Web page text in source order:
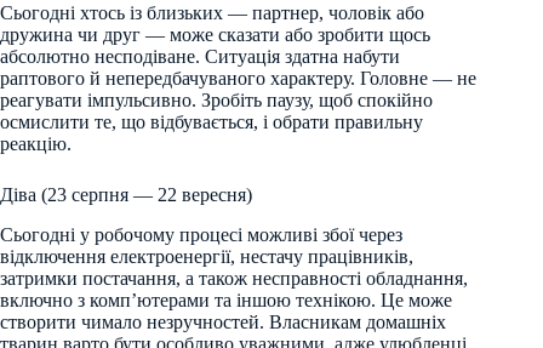
Сьогодні хтось із близьких — партнер, чоловік або
дружина чи друг — може сказати або зробити щось
абсолютно несподіване. Ситуація здатна набути
раптового й непередбачуваного характеру. Головне — не
реагувати імпульсивно. Зробіть паузу, щоб спокійно
осмислити те, що відбувається, і обрати правильну
реакцію.
Діва (23 серпня — 22 вересня)
Сьогодні у робочому процесі можливі збої через
відключення електроенергії, нестачу працівників,
затримки постачання, а також несправності обладнання,
включно з комп’ютерами та іншою технікою. Це може
створити чимало незручностей. Власникам домашніх
тварин варто бути особливо уважними, адже улюбленці